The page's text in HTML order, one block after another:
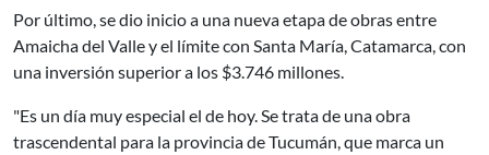
Por último, se dio inicio a una nueva etapa de obras entre
Amaicha del Valle y el límite con Santa María, Catamarca, con
una inversión superior a los $3.746 millones.
"Es un día muy especial el de hoy. Se trata de una obra
trascendental para la provincia de Tucumán, que marca un